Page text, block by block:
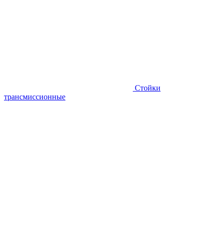
Стойки
трансмиссионные